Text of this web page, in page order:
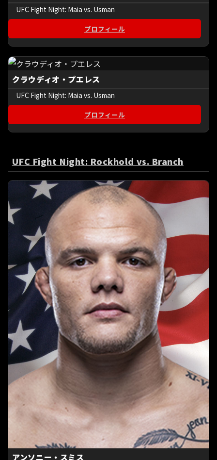
UFC Fight Night: Maia vs. Usman
プロフィール
クラウディオ・プエレス
UFC Fight Night: Maia vs. Usman
プロフィール
UFC Fight Night: Rockhold vs. Branch
アンソニー・スミス